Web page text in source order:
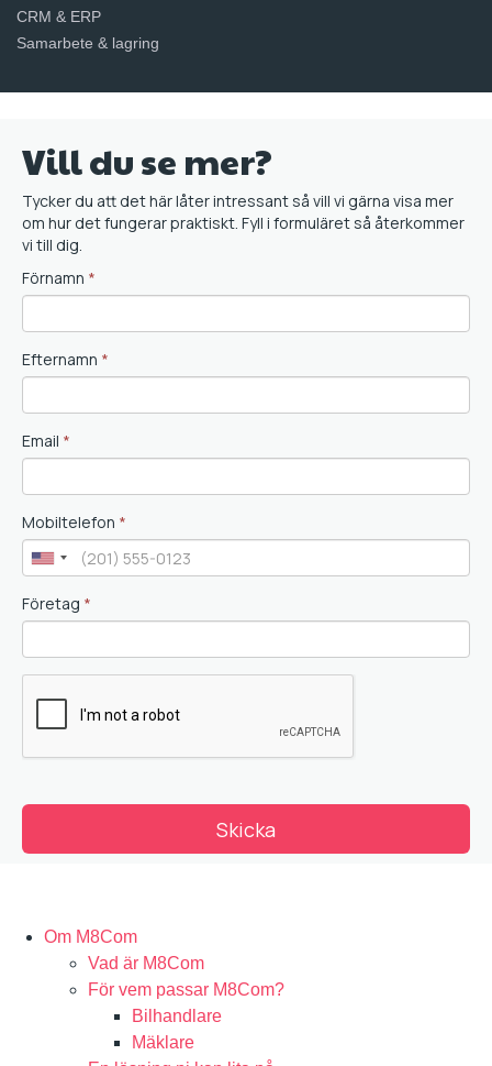
CRM & ERP
Samarbete & lagring
Om M8Com
Vad är M8Com
För vem passar M8Com?
Bilhandlare
Mäklare